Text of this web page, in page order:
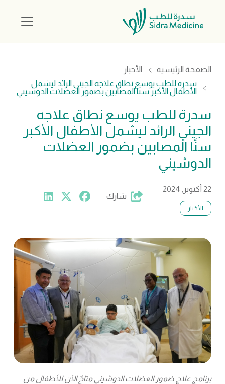
الصفحة الرئيسية
الأخبار
سدرة للطب يوسع نطاق علاجه الجيني الرائد ليشمل
الأطفال الأكبر سنًا المصابين بضمور العضلات الدوشيني
سدرة للطب يوسع نطاق علاجه
الجيني الرائد ليشمل الأطفال الأكبر
سنًا المصابين بضمور العضلات
الدوشيني
22 أكتوبر, 2024
الأخبار
شارك
​برنامج علاج ضمور العضلات الدوشيني متاحٌ الآن للأطفال من